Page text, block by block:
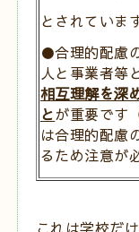
とされています
●合理的配慮
人と事業者等
相互理解を深
とが重要です
は合理的配慮
るため注意が
これは学校だ